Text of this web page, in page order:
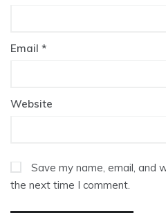
Email *
Website
Save my name, email, and
the next time I comment.